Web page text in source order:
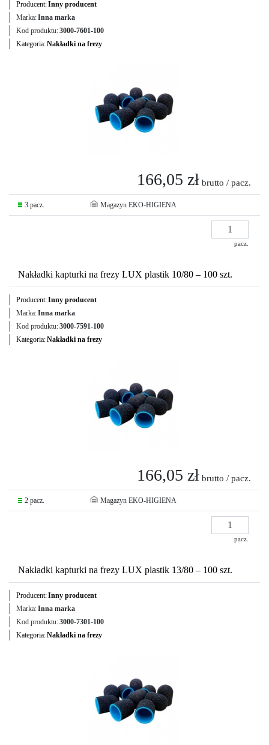
Producent:Inny producent
Marka:Inna marka
Kod produktu:3000-7601-100
Kategoria:Nakładki na frezy
166,05 zł brutto / pacz.
3 pacz. Magazyn EKO-HIGIENA
pacz.
Nakładki kapturki na frezy LUX plastik 10/80 – 100 szt.
Producent:Inny producent
Marka:Inna marka
Kod produktu:3000-7591-100
Kategoria:Nakładki na frezy
166,05 zł brutto / pacz.
2 pacz. Magazyn EKO-HIGIENA
pacz.
Nakładki kapturki na frezy LUX plastik 13/80 – 100 szt.
Producent:Inny producent
Marka:Inna marka
Kod produktu:3000-7301-100
Kategoria:Nakładki na frezy